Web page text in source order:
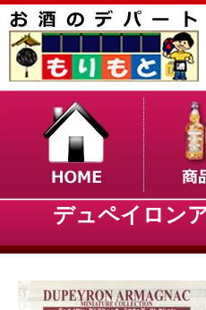
デュペイロン